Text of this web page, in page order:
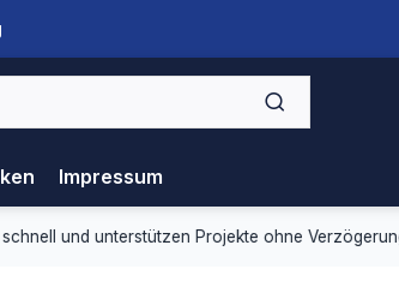
Impressum
unterstützen Projekte ohne Verzögerung.